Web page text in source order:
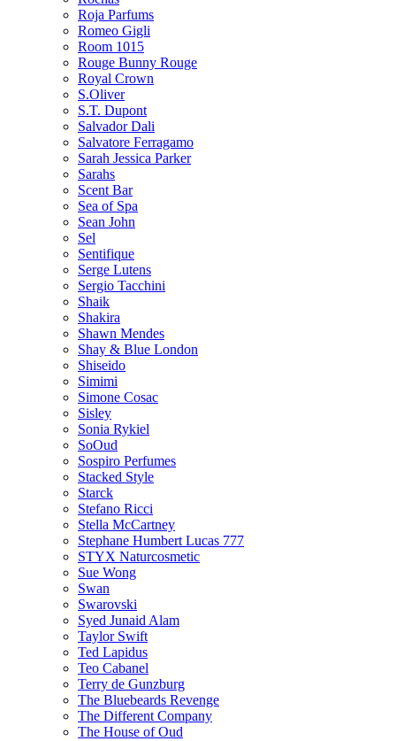
Roja Parfums
Romeo Gigli
Room 1015
Rouge Bunny Rouge
Royal Crown
S.Oliver
S.T. Dupont
Salvador Dali
Salvatore Ferragamo
Sarah Jessica Parker
Sarahs
Scent Bar
Sea of Spa
Sean John
Sel
Sentifique
Serge Lutens
Sergio Tacchini
Shaik
Shakira
Shawn Mendes
Shay & Blue London
Shiseido
Simimi
Simone Cosac
Sisley
Sonia Rykiel
SoOud
Sospiro Perfumes
Stacked Style
Starck
Stefano Ricci
Stella McCartney
Stephane Humbert Lucas 777
STYX Naturсosmetic
Sue Wong
Swan
Swarovski
Syed Junaid Alam
Taylor Swift
Ted Lapidus
Teo Cabanel
Terry de Gunzburg
The Bluebeards Revenge
The Different Company
The House of Oud